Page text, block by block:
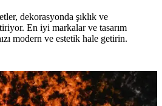
dekorasyonda şıklık ve
En iyi markalar ve tasarım
modern ve estetik hale getirin.